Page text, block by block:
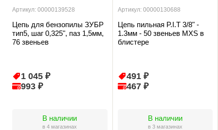
Артикул: 00000139528
Цепь для бензопилы ЗУБР
тип5, шаг 0,325", паз 1,5мм,
76 звеньев
1 045 ₽
993 ₽
В наличии
в 4 магазинах
Артикул: 00000130688
Цепь пильная P.I.T 3/8" -
1.3мм - 50 звеньев MXS в
блистере
491 ₽
467 ₽
В наличии
в 3 магазинах